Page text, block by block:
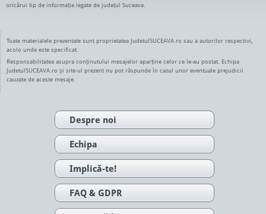
oricărui tip de informație legate de județul Suceava.
Toate materialele prezentate sunt proprietatea JudetulSUCEAVA.ro sau a autorilor respectivi,
acolo unde este specificat.
Responsabilitatea asupra conținutului mesajelor aparține celor ce le-au postat. Echipa
JudetulSUCEAVA.ro și site-ul prezent nu pot răspunde în cazul unor eventuale prejudicii
cauzate de aceste mesaje.
Despre noi
Echipa
Implică-te!
FAQ & GDPR